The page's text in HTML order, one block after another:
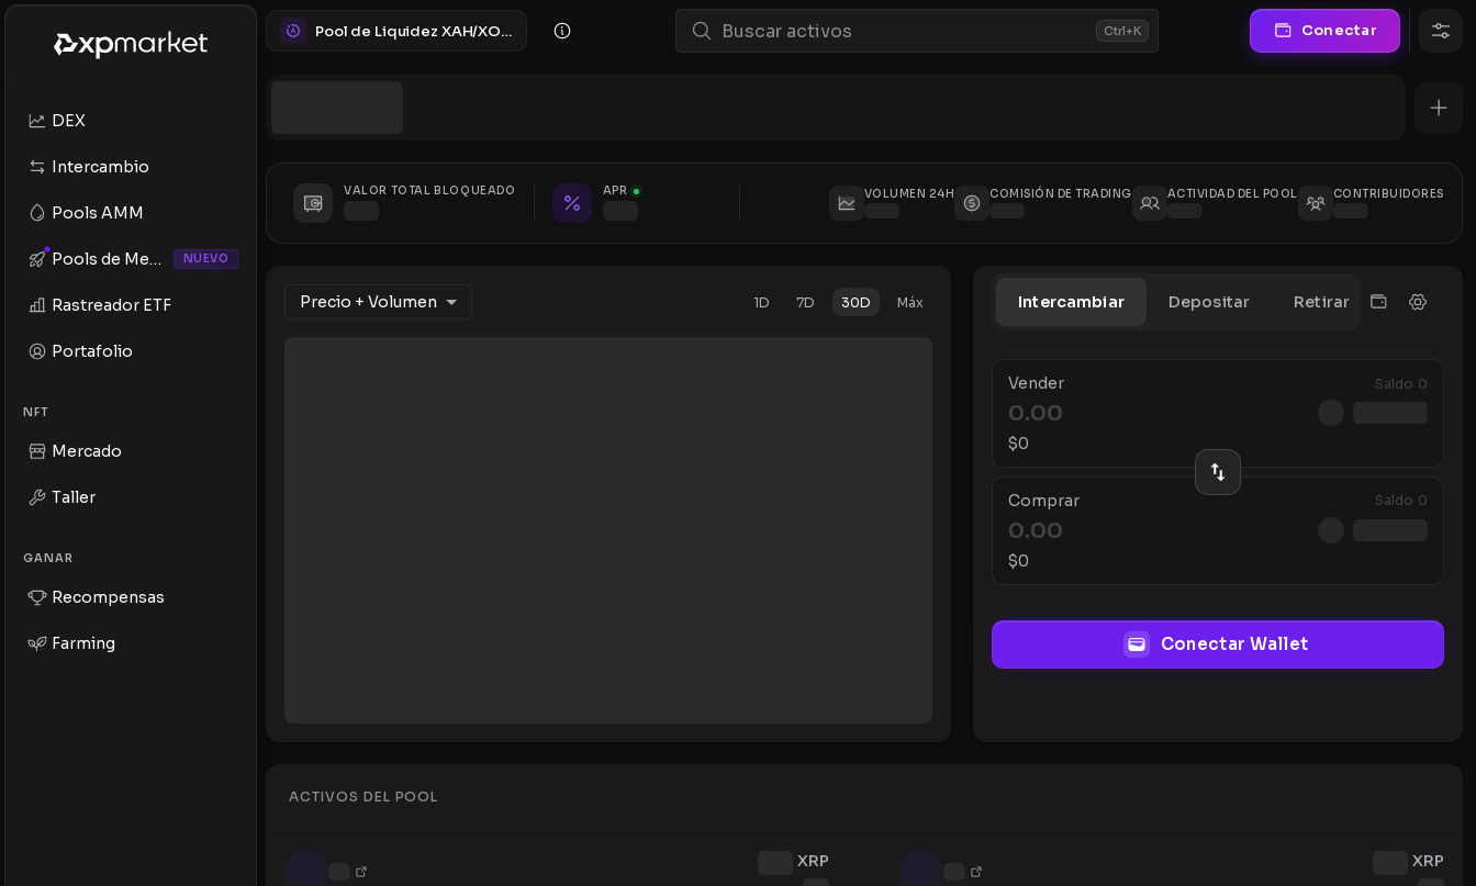
DEX
Intercambio
Pools AMM
Pools de Memes NUEVO
Rastreador ETF
Portafolio
NFT
Mercado
Taller
GANAR
Recompensas
Farming
Pool de Liquidez XAH/XONE Ctrl+K Conectar
VALOR TOTAL BLOQUEADO APR VOLUMEN 24H COMISIÓN DE TRADING ACTIVIDAD DEL POOL CONTRIBUIDORES
Precio + Volumen 1D 7D 30D Máx Intercambiar Depositar Retirar
Vender Saldo 0
$0
Comprar Saldo 0
$0
Conectar Wallet
ACTIVOS DEL POOL
XRP XRP